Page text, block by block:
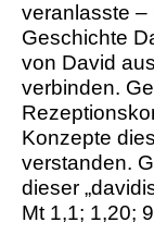
veranlasste –
Geschichte
von David
verbinden.
Konzepte
verstanden.
dieser
Mt 1,1; 1,20;